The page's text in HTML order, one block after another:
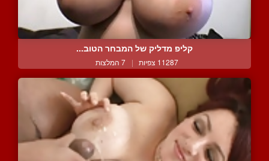
קליפ מדליק של המבחר הטוב...
11287 צפיות | 7 המלצות